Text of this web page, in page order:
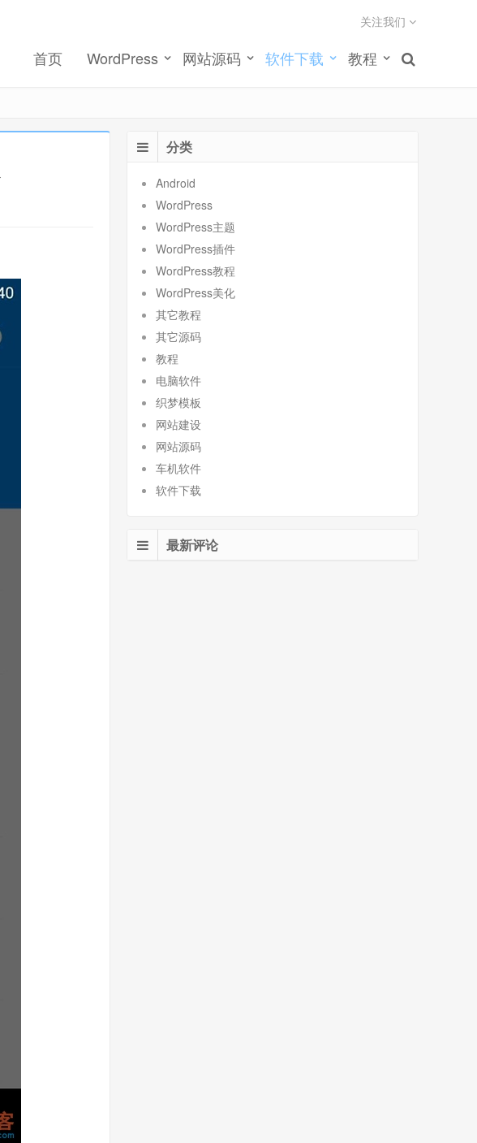
首页 WordPress 网站源码 软件下载 教程
关注我们
分类
Android
WordPress
WordPress主题
WordPress插件
WordPress教程
WordPress美化
其它教程
其它源码
教程
电脑软件
织梦模板
网站建设
网站源码
车机软件
软件下载
最新评论